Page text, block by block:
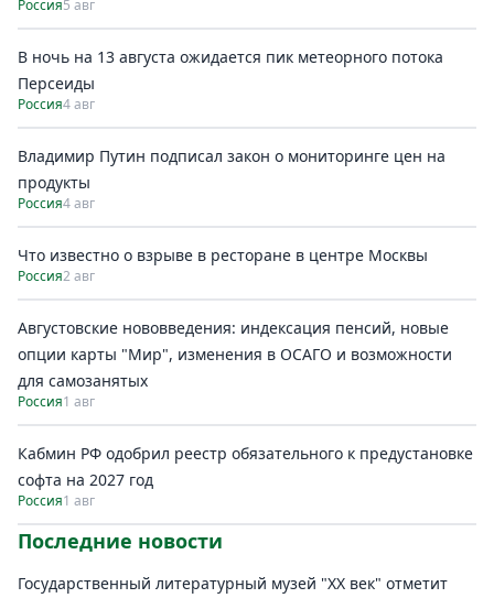
Россия5 авг
В ночь на 13 августа ожидается пик метеорного потока
Персеиды
Россия4 авг
Владимир Путин подписал закон о мониторинге цен на
продукты
Россия4 авг
Что известно о взрыве в ресторане в центре Москвы
Россия2 авг
Августовские нововведения: индексация пенсий, новые
опции карты "Мир", изменения в ОСАГО и возможности
для самозанятых
Россия1 авг
Кабмин РФ одобрил реестр обязательного к предустановке
софта на 2027 год
Россия1 авг
Последние новости
Государственный литературный музей "ХХ век" отметит